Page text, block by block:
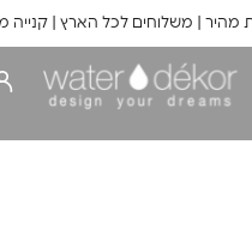
מהיר | משלוחים לכל הארץ | קנייה